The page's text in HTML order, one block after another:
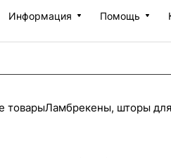
Информация Помощь
товарыЛамбрекены, шторы